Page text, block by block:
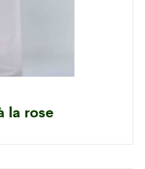
la rose